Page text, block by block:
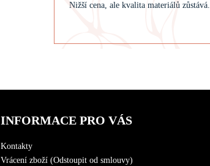
Nižší cena, ale kvalita materiálů zůstává.
INFORMACE PRO VÁS
Kontakty
Vrácení zboží (Odstoupit od smlouvy)